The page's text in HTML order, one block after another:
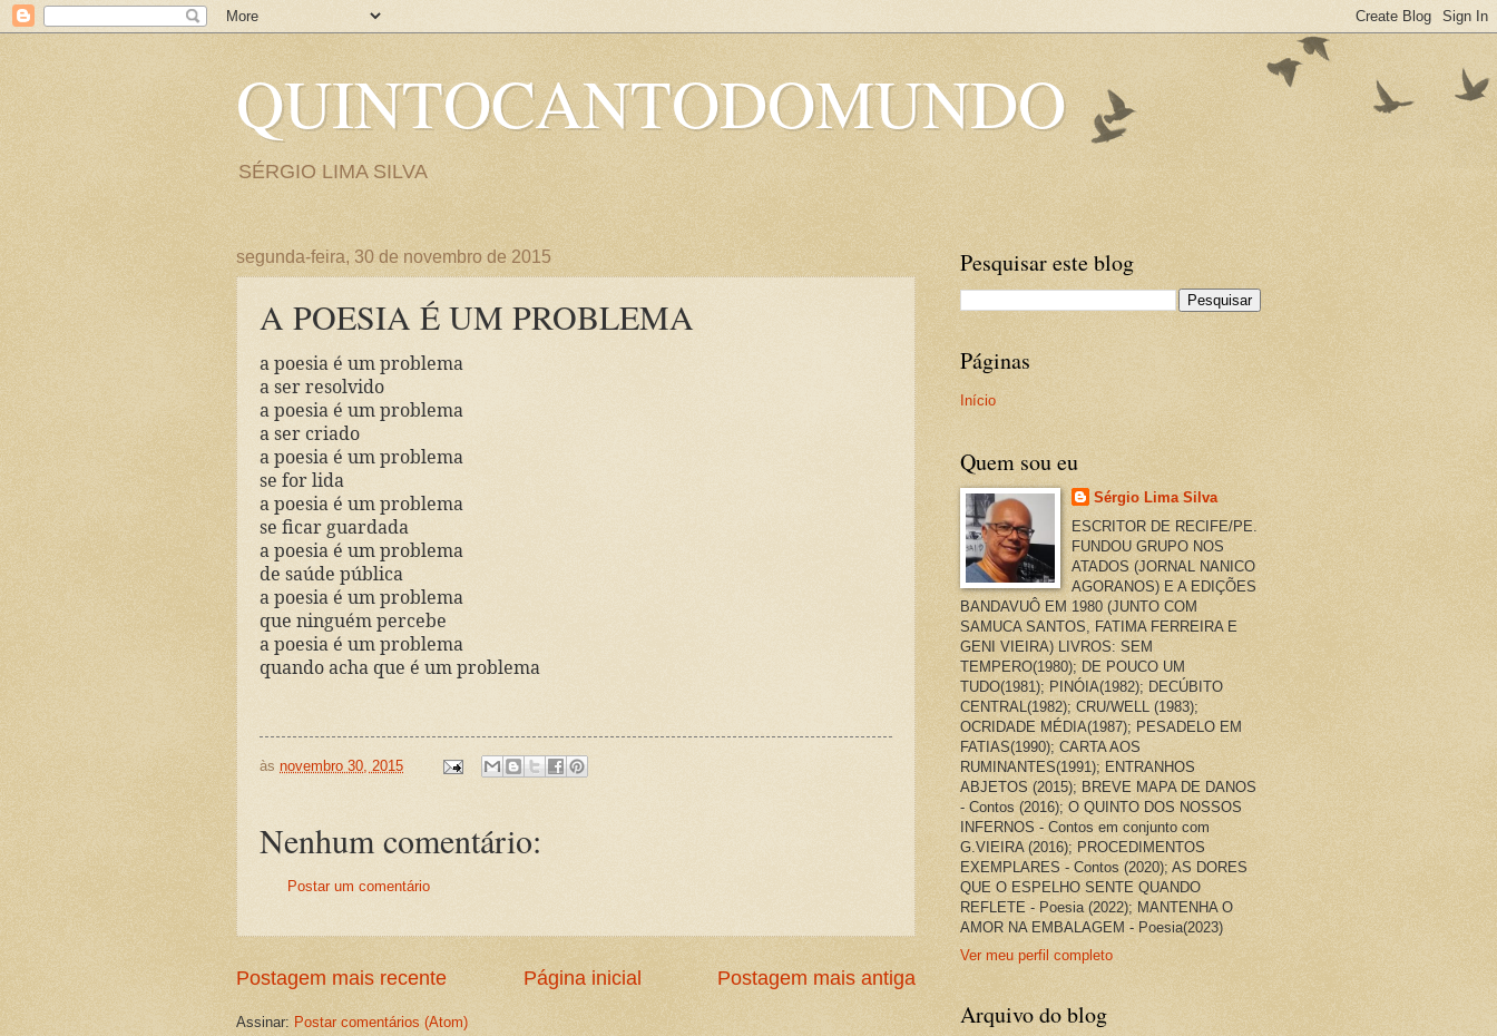
QUINTOCANTODOMUNDO
SÉRGIO LIMA SILVA
segunda-feira, 30 de novembro de 2015
A POESIA É UM PROBLEMA
a poesia é um problema
a ser resolvido
a poesia é um problema
a ser criado
a poesia é um problema
se for lida
a poesia é um problema
se ficar guardada
a poesia é um problema
de saúde pública
a poesia é um problema
que ninguém percebe
a poesia é um problema
quando acha que é um problema
às novembro 30, 2015
Nenhum comentário:
Postar um comentário
Postagem mais recente Postagem mais antiga
Página inicial
Assinar: Postar comentários (Atom)
Pesquisar este blog
Páginas
Início
Quem sou eu
Sérgio Lima Silva
ESCRITOR DE RECIFE/PE.
FUNDOU GRUPO NOS
ATADOS (JORNAL NANICO
AGORANOS) E A EDIÇÕES
BANDAVUÔ EM 1980 (JUNTO COM
SAMUCA SANTOS, FATIMA FERREIRA E
GENI VIEIRA) LIVROS: SEM
TEMPERO(1980); DE POUCO UM
TUDO(1981); PINÓIA(1982); DECÚBITO
CENTRAL(1982); CRU/WELL (1983);
OCRIDADE MÉDIA(1987); PESADELO EM
FATIAS(1990); CARTA AOS
RUMINANTES(1991); ENTRANHOS
ABJETOS (2015); BREVE MAPA DE DANOS
- Contos (2016); O QUINTO DOS NOSSOS
INFERNOS - Contos em conjunto com
G.VIEIRA (2016); PROCEDIMENTOS
EXEMPLARES - Contos (2020); AS DORES
QUE O ESPELHO SENTE QUANDO
REFLETE - Poesia (2022); MANTENHA O
AMOR NA EMBALAGEM - Poesia(2023)
Ver meu perfil completo
Arquivo do blog